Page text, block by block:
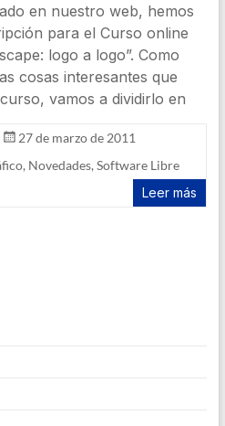
en nuestro web, hemos
para el Curso online
logo a logo”. Como
cosas interesantes que
vamos a dividirlo en
27 de marzo de 2011
, Novedades, Software Libre
Leer más